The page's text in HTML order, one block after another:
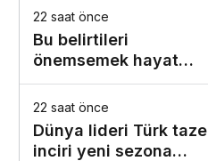
Türkiye’deki tek yetkili
distribütörü oldu
22 saat önce
Bu belirtileri
önemsemek hayat
kurtarıyor
22 saat önce
Dünya lideri Türk taze
inciri yeni sezona